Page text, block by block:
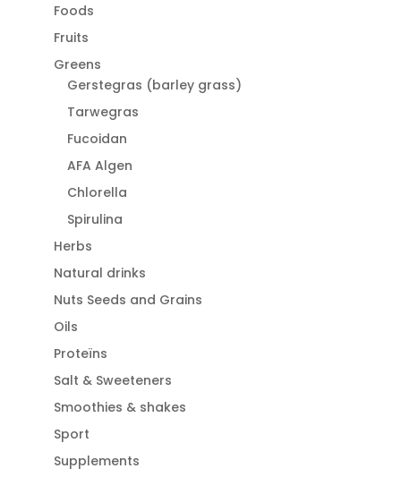
Foods
Fruits
Greens
Gerstegras (barley grass)
Tarwegras
Fucoidan
AFA Algen
Chlorella
Spirulina
Herbs
Natural drinks
Nuts Seeds and Grains
Oils
Proteïns
Salt & Sweeteners
Smoothies & shakes
Sport
Supplements